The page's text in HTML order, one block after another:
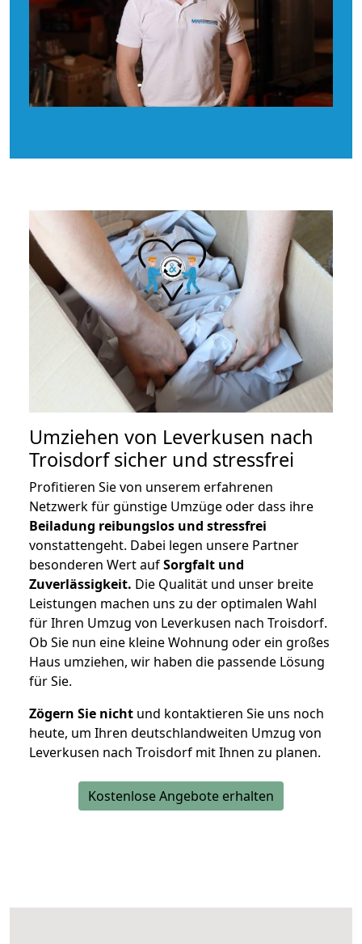
Umziehen von Leverkusen nach
Troisdorfsicher und stressfrei
Profitieren Sie von unserem erfahrenen
Netzwerk für günstige Umzüge oder dass ihre
Beiladung reibungslos und stressfrei
vonstattengeht. Dabei legen unsere Partner
besonderen Wert aufSorgfalt und
Zuverlässigkeit. Die Qualität und unser breite
Leistungen machen uns zu der optimalen Wahl
für Ihren Umzug von Leverkusen nach Troisdorf.
Ob Sie nun eine kleine Wohnung oder ein großes
Haus umziehen, wir haben die passende Lösung
für Sie.
Zögern Sie nicht und kontaktieren Sie uns noch
heute, um Ihren deutschlandweiten Umzug von
Leverkusen nach Troisdorf mit Ihnen zu planen.
Kostenlose Angebote erhalten